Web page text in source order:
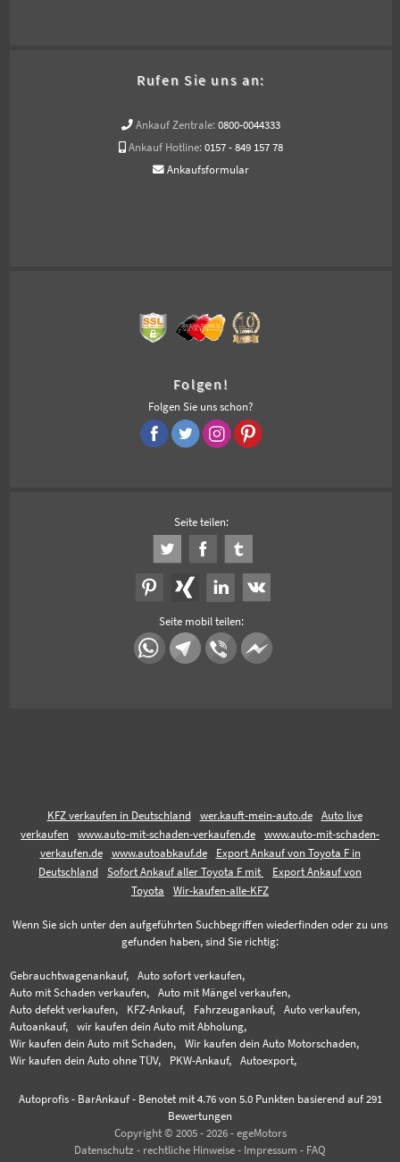
Rufen Sie uns an:
Ankauf Zentrale: 0800-0044333
Ankauf Hotline: 0157 - 849 157 78
Ankaufsformular
Folgen!
Folgen Sie uns schon?
Seite teilen:
Seite mobil teilen:
KFZ verkaufen in Deutschland wer.kauft-mein-auto.de
Auto live
verkaufen
www.auto-mit-schaden-verkaufen.de
www.auto-mit-schaden-
verkaufen.de
www.autoabkauf.de
Export Ankauf von Toyota F in
Deutschland
Sofort Ankauf aller Toyota F mit
Export Ankauf von
Toyota
Wir-kaufen-alle-KFZ
Wenn Sie sich unter den aufgeführten Suchbegriffen wiederfinden oder zu uns
gefunden haben, sind Sie richtig:
Gebrauchtwagenankauf,
Auto sofort verkaufen,
Auto mit Schaden verkaufen,
Auto mit Mängel verkaufen,
Auto defekt verkaufen,
KFZ-Ankauf, Fahrzeugankauf,
Auto verkaufen,
Autoankauf,
wir kaufen dein Auto mit Abholung,
Wir kaufen dein Auto mit Schaden,
Wir kaufen dein Auto Motorschaden,
Wir kaufen dein Auto ohne TÜV,
PKW-Ankauf, Autoexport,
Autoprofis - BarAnkauf- Benotet mit 4.76von 5.0 Punkten basierend auf 291
Bewertungen
Copyright © 2005 - 2026 - egeMotors
Datenschutz - rechtliche Hinweise - Impressum - FAQ